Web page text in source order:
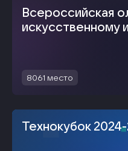
Всероссийская
искусственному
8061 место
Технокубок